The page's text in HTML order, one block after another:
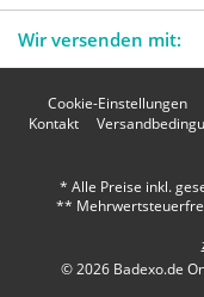
Wir versenden mit:
Cookie-Einstellungen
Kontakt
* Alle Preise inkl.
**
© 2026 Badexo.de